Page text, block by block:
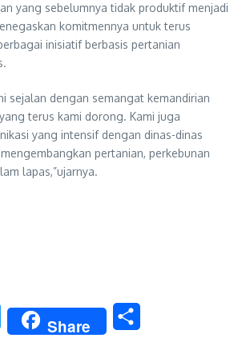
yang sebelumnya tidak produktif menjadi
komitmennya untuk terus
inisiatif berbasis pertanian
sejalan dengan semangat kemandirian
terus kami dorong. Kami juga
yang intensif dengan dinas-dinas
pertanian, perkebunan
lapas,”ujarnya.
Twitter Share